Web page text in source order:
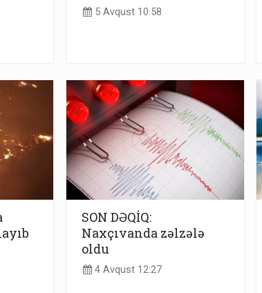
5 Avqust 10:58
SON DƏQİQ:
Naxçıvanda zəlzələ
oldu
4 Avqust 12:27